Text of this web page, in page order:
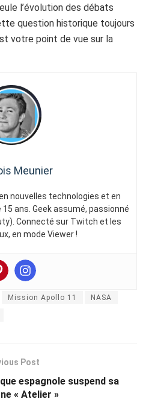
l’évolution des débats
question historique toujours
votre point de vue sur la
Meunier
nouvelles technologies et en
ans. Geek assumé, passionné
Connecté sur Twitch et les
en mode Viewer !
Mission Apollo 11 NASA
Post
espagnole suspend sa
« Atelier »